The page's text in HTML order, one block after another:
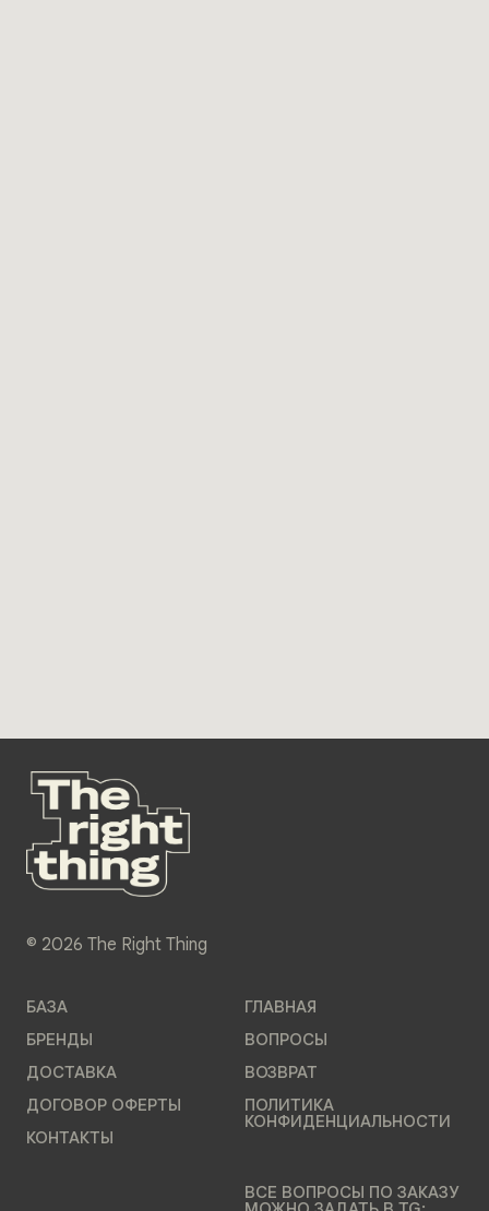
© 2026 The Right Thing
БАЗА
БРЕНДЫ
ДОСТАВКА
ДОГОВОР ОФЕРТЫ
КОНТАКТЫ
ГЛАВНАЯ
ВОПРОСЫ
ВОЗВРАТ
ПОЛИТИКА
КОНФИДЕНЦИАЛЬНОСТИ
ВСЕ ВОПРОСЫ ПО ЗАКАЗУ